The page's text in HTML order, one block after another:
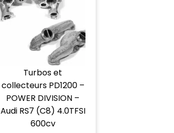
Turbos et
collecteurs PD1200 –
POWER DIVISION –
Audi RS7 (C8) 4.0TFSI
600cv